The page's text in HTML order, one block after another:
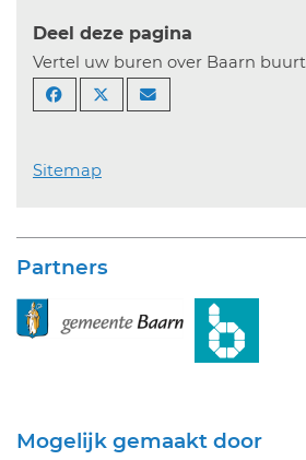
Deel deze pagina
Vertel uw buren over Baarn
Sitemap
Partners
Mogelijk gemaakt door